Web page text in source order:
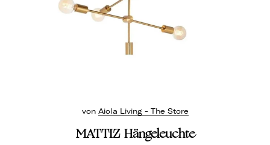
MATTIZ Hängeleuchte
von Aiola Living - The Store